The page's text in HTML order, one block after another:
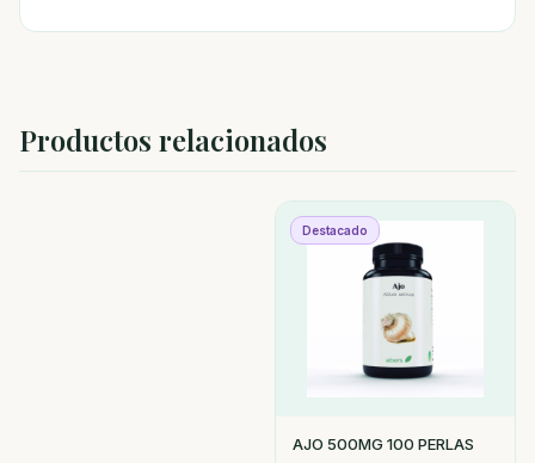
Productos relacionados
Destacado
AJO 500MG 100 PERLAS